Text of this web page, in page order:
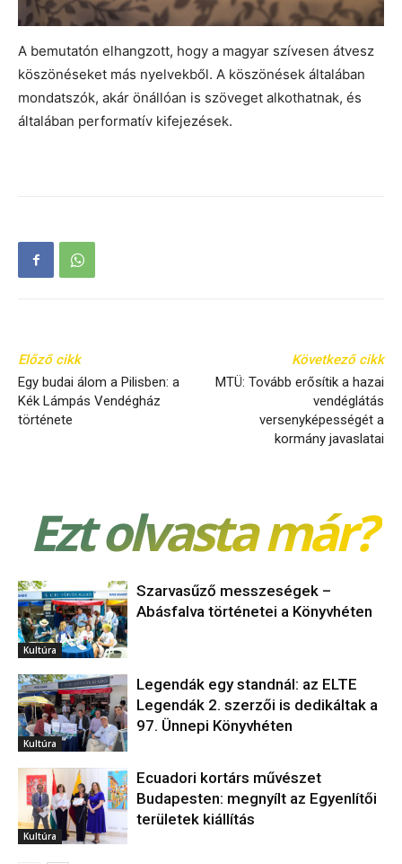
A bemutatón elhangzott, hogy a magyar szívesen átvesz
köszönéseket más nyelvekből. A köszönések általában
mondatszók, akár önállóan is szöveget alkothatnak, és
általában performatív kifejezések.
Előző cikk
Egy budai álom a Pilisben: a
Kék Lámpás Vendégház
története
Következő cikk
MTÜ: Tovább erősítik a hazai
vendéglátás
versenyképességét a
kormány javaslatai
Ezt olvasta már?
Kultúra
Szarvasűző messzeségek –
Abásfalva történetei a Könyvhéten
Kultúra
Legendák egy standnál: az ELTE
Legendák 2. szerzői is dedikáltak a
97. Ünnepi Könyvhéten
Kultúra
Ecuadori kortárs művészet
Budapesten: megnyílt az Egyenlítői
területek kiállítás